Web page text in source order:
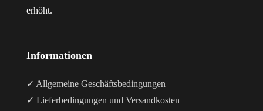
erhöht.
Informationen
✓ Allgemeine Geschäftsbedingungen
✓ Lieferbedingungen und Versandkosten